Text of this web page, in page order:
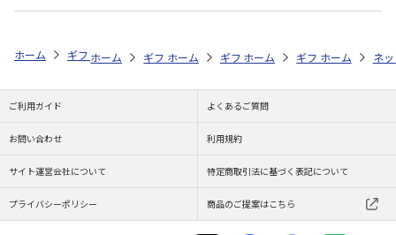
ホーム ギフトストア お中元・夏ギフト特集 2026 ドリンク ＜
ホーム ギフトストア お中元・夏ギフト特集 2026
ホーム ギフトストア お中元・夏ギフト
ホーム ギフトストア お
ホーム ネ
ご利用ガイド よくあるご質問
お問い合わせ 利用規約
サイト運営会社について 特定商取引法に基づく表記について
プライバシーポリシー 商品のご提案はこちら